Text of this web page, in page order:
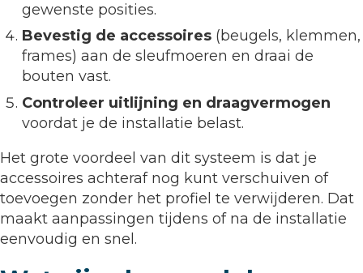
gewenste posities.
Bevestig de accessoires (beugels, klemmen,
frames) aan de sleufmoeren en draai de
bouten vast.
Controleer uitlijning en draagvermogen
voordat je de installatie belast.
Het grote voordeel van dit systeem is dat je
accessoires achteraf nog kunt verschuiven of
toevoegen zonder het profiel te verwijderen. Dat
maakt aanpassingen tijdens of na de installatie
eenvoudig en snel.